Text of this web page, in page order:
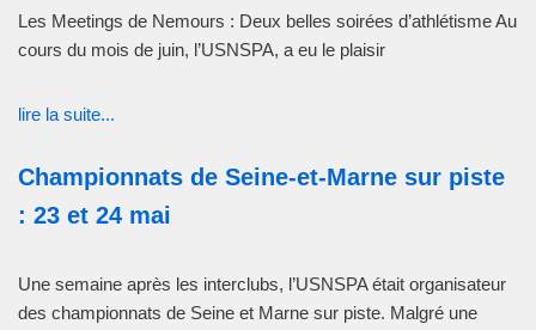
Les Meetings de Nemours : Deux belles soirées d’athlétisme Au
cours du mois de juin, l’USNSPA, a eu le plaisir
lire la suite...
Championnats de Seine-et-Marne sur piste
: 23 et 24 mai
Une semaine après les interclubs, l’USNSPA était organisateur
des championnats de Seine et Marne sur piste. Malgré une